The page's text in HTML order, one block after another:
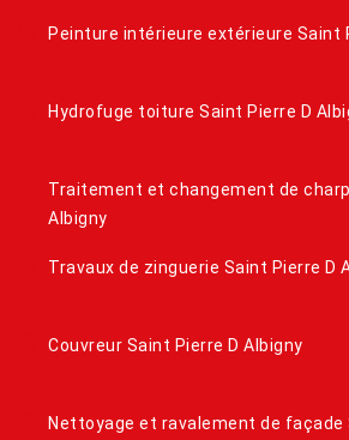
Peinture intérieure extérieure Saint
Hydrofuge toiture Saint Pierre D
Traitement et changement de
Albigny
Travaux de zinguerie Saint Pierre D
Couvreur Saint Pierre D Albigny
Nettoyage et ravalement de façade